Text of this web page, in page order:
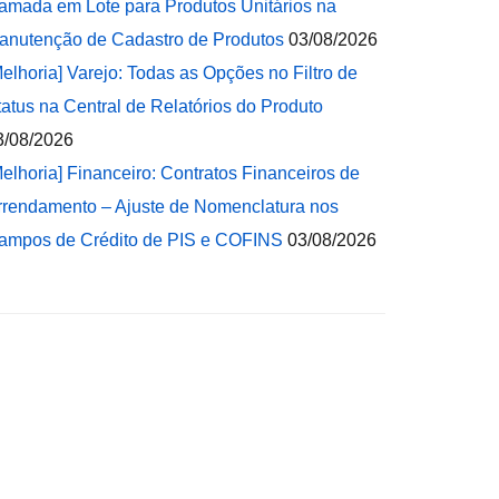
em Lote para Produtos Unitários na
de Cadastro de Produtos 03/08/2026
Varejo: Todas as Opções no Filtro de
na Central de Relatórios do Produto
08/2026
Financeiro: Contratos Financeiros de
– Ajuste de Nomenclatura nos
de Crédito de PIS e COFINS 03/08/2026